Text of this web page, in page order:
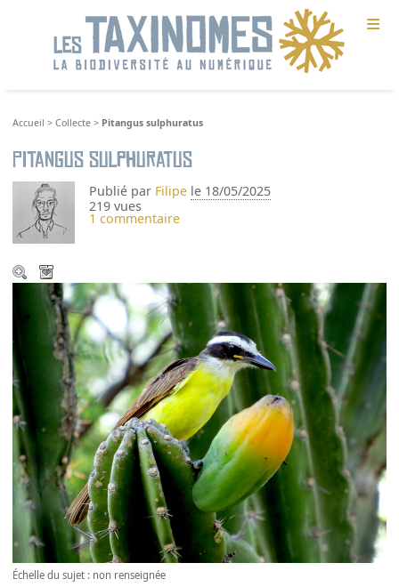
≡
Accueil >Collecte > Pitangus sulphuratus
Pitangus sulphuratus
Publié par Filipe le 18/05/2025
219 vues
1 commentaire
Échelle du sujet : non renseignée